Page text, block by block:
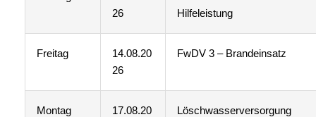
26
Hilfeleistung
Freitag
14.08.20
26
FwDV 3 – Brandeinsatz
Montag
17.08.20
Löschwasserversorgung